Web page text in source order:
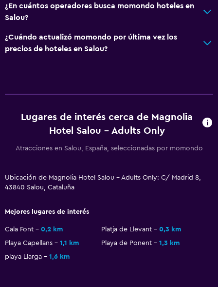
Para no fumadores
Áreas designadas para fumadores
Ascensor
Plantas superiores accesibles por ascensor
General
Espacio de almacenamiento
Zona de estar
Sofá
Habitaciones insonorizadas
Insonorización
¿En cuántos operadores busca momondo hoteles en
Salou?
¿Cuándo actualizó momondo por última vez los
precios de hoteles en Salou?
Lugares de interés cerca de Magnolia
Hotel Salou - Adults Only
Atracciones en Salou, España, seleccionadas por momondo
Ubicación de Magnolia Hotel Salou - Adults Only: C/ Madrid 8,
43840 Salou, Cataluña
Mejores lugares de interés
Cala Font 0,2 km Platja de Llevant
0,3 km
Playa Capellans
1,1 km Playa de Ponent
1,3 km
playa Llarga
1,6 km